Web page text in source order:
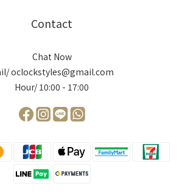
Contact
Chat Now
oclockstyles@gmail.com
Hour/ 10:00 - 17:00